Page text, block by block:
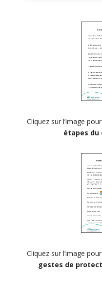
Cliquez sur l’image
étapes du
Cliquez sur l’image
gestes de